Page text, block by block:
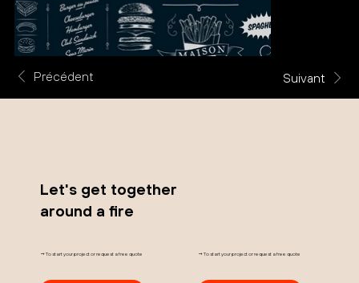
Précédent Suivant
Let's get together
around a fire
→ To start your project or request a free quote → To start your project or request a free quote